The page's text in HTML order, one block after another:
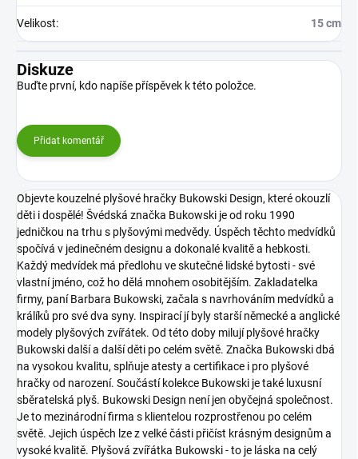
Velikost: 15 cm
Diskuze
Buďte první, kdo napíše příspěvek k této položce.
Přidat komentář
Objevte kouzelné plyšové hračky Bukowski Design, které okouzlí
děti i dospělé! Švédská značka Bukowski je od roku 1990
jedničkou na trhu s plyšovými medvědy. Úspěch těchto medvídků
spočívá v jedinečném designu a dokonalé kvalitě a hebkosti.
Každý medvídek má předlohu ve skutečné lidské bytosti - své
vlastní jméno, což ho dělá mnohem osobitějším. Zakladatelka
firmy, paní Barbara Bukowski, začala s navrhováním medvídků a
králíků pro své dva syny. Inspirací jí byly starší německé a anglické
modely plyšových zvířátek. Od této doby milují plyšové hračky
Bukowski další a další děti po celém světě. Značka Bukowski dbá
na vysokou kvalitu, splňuje atesty a certifikace i pro plyšové
hračky od narození. Součástí kolekce Bukowski je také luxusní
sběratelská plyš. Bukowski Design není jen obyčejná společnost.
Je to mezinárodní firma s klientelou rozprostřenou po celém
světě. Jejich úspěch lze z velké části přičíst krásným designům a
vysoké kvalitě. Plyšová zvířátka Bukowski - to je láska na celý